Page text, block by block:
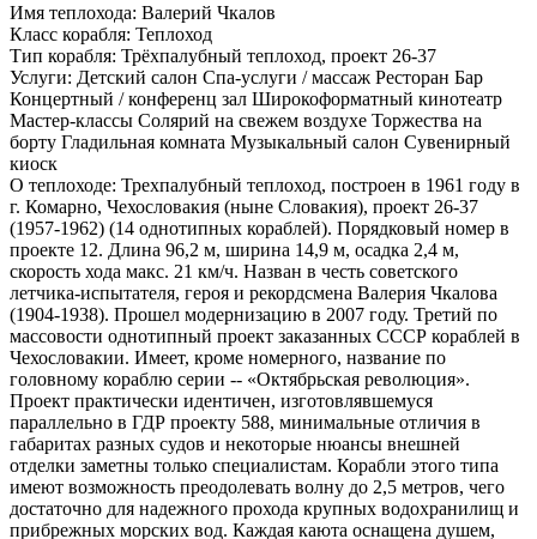
Имя теплохода: Валерий Чкалов
Класс корабля: Теплоход
Тип корабля: Трёхпалубный теплоход, проект 26-37
Услуги: Детский салон Спа-услуги / массаж Ресторан Бар
Концертный / конференц зал Широкоформатный кинотеатр
Мастер-классы Солярий на свежем воздухе Торжества на
борту Гладильная комната Музыкальный салон Сувенирный
киоск
О теплоходе: Трехпалубный теплоход, построен в 1961 году в
г. Комарно, Чехословакия (ныне Словакия), проект 26-37
(1957-1962) (14 однотипных кораблей). Порядковый номер в
проекте 12. Длина 96,2 м, ширина 14,9 м, осадка 2,4 м,
скорость хода макс. 21 км/ч. Назван в честь советского
летчика-испытателя, героя и рекордсмена Валерия Чкалова
(1904-1938). Прошел модернизацию в 2007 году. Третий по
массовости однотипный проект заказанных СССР кораблей в
Чехословакии. Имеет, кроме номерного, название по
головному кораблю серии -- «Октябрьская революция».
Проект практически идентичен, изготовлявшемуся
параллельно в ГДР проекту 588, минимальные отличия в
габаритах разных судов и некоторые нюансы внешней
отделки заметны только специалистам. Корабли этого типа
имеют возможность преодолевать волну до 2,5 метров, чего
достаточно для надежного прохода крупных водохранилищ и
прибрежных морских вод. Каждая каюта оснащена душем,